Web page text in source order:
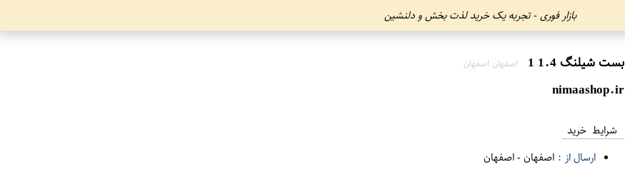
بازار فوری - تجربه یک خرید لذت بخش و دلنشین
بست شیلنگ 1.4 1 اصفهان اصفهان
nimaashop.ir
شرایط خرید
ارسال از : اصفهان-اصفهان